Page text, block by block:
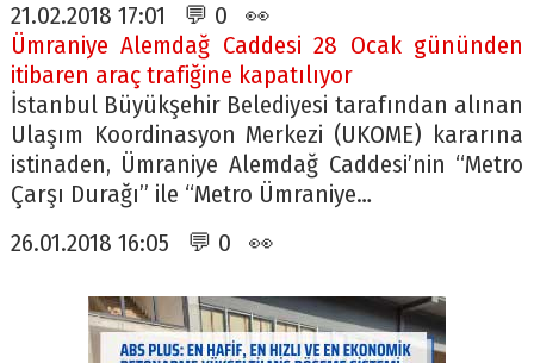
21.02.2018 17:01 💬 0 👀
Ümraniye Alemdağ Caddesi 28 Ocak gününden
itibaren araç trafiğine kapatılıyor
İstanbul Büyükşehir Belediyesi tarafından alınan
Ulaşım Koordinasyon Merkezi (UKOME) kararına
istinaden, Ümraniye Alemdağ Caddesi’nin “Metro
Çarşı Durağı” ile “Metro Ümraniye…
26.01.2018 16:05 💬 0 👀